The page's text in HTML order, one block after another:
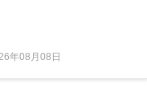
年08月08日